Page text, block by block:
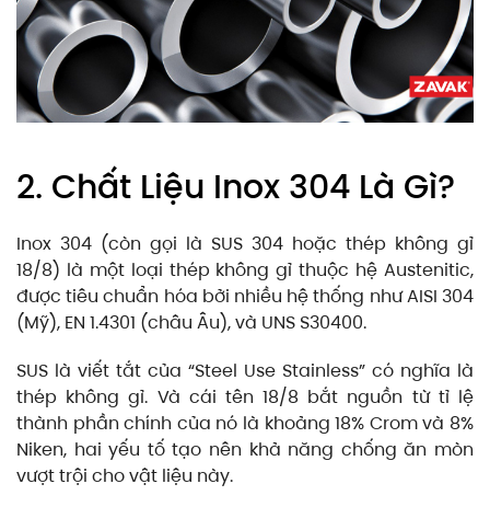
2. Chất Liệu Inox 304 Là Gì?
Inox 304 (còn gọi là SUS 304 hoặc thép không gỉ
18/8) là một loại thép không gỉ thuộc hệ Austenitic,
được tiêu chuẩn hóa bởi nhiều hệ thống như AISI 304
(Mỹ), EN 1.4301 (châu Âu), và UNS S30400.
SUS là viết tắt của “Steel Use Stainless” có nghĩa là
thép không gỉ. Và cái tên 18/8 bắt nguồn từ tỉ lệ
thành phần chính của nó là khoảng 18% Crom và 8%
Niken, hai yếu tố tạo nên khả năng chống ăn mòn
vượt trội cho vật liệu này.